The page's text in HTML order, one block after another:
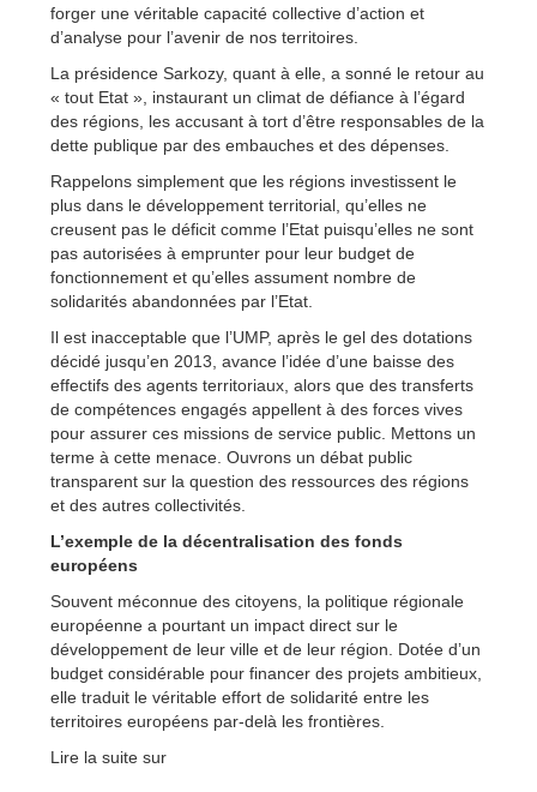
forger une véritable capacité collective d’action et
d’analyse pour l’avenir de nos territoires.
La présidence Sarkozy, quant à elle, a sonné le retour au
« tout Etat », instaurant un climat de défiance à l’égard
des régions, les accusant à tort d’être responsables de la
dette publique par des embauches et des dépenses.
Rappelons simplement que les régions investissent le
plus dans le développement territorial, qu’elles ne
creusent pas le déficit comme l’Etat puisqu’elles ne sont
pas autorisées à emprunter pour leur budget de
fonctionnement et qu’elles assument nombre de
solidarités abandonnées par l’Etat.
Il est inacceptable que l’UMP, après le gel des dotations
décidé jusqu’en 2013, avance l’idée d’une baisse des
effectifs des agents territoriaux, alors que des transferts
de compétences engagés appellent à des forces vives
pour assurer ces missions de service public. Mettons un
terme à cette menace. Ouvrons un débat public
transparent sur la question des ressources des régions
et des autres collectivités.
L’exemple de la décentralisation des fonds
européens
Souvent méconnue des citoyens, la politique régionale
européenne a pourtant un impact direct sur le
développement de leur ville et de leur région. Dotée d’un
budget considérable pour financer des projets ambitieux,
elle traduit le véritable effort de solidarité entre les
territoires européens par-delà les frontières.
Lire la suite sur